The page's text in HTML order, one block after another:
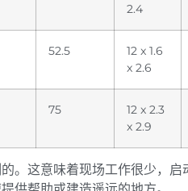
2.4
52.5
12 x 1.6
x 2.6
75
12 x 2.3
x 2.9
。这意味着现场工作很少，